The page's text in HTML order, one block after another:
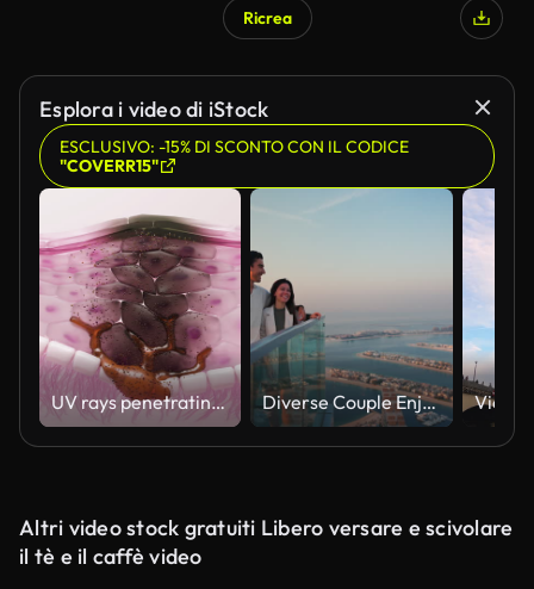
Ricrea
Esplora i video di iStock
ESCLUSIVO: -15% DI SCONTO CON IL CODICE
"COVERR15"
UV rays penetrating skin for melanin synthesis and melasma 3D animation Diverse Couple Enjoying Sunset Views from High Rise Sky Deck Overlooking Palm Jumeirah
Altri video stock gratuiti Libero versare e scivolare
il tè e il caffè video